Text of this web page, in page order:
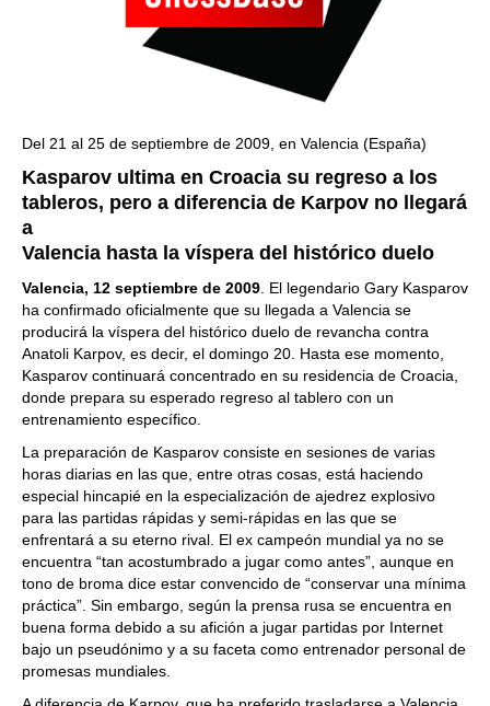
Del 21 al 25 de septiembre de 2009, en Valencia (España)
Kasparov ultima en Croacia su regreso a los
tableros, pero a diferencia de Karpov no llegará
a
Valencia hasta la víspera del histórico duelo
Valencia, 12 septiembre de 2009 . El legendario Gary Kasparov
ha confirmado oficialmente que su llegada a Valencia se
producirá la víspera del histórico duelo de revancha contra
Anatoli Karpov, es decir, el domingo 20. Hasta ese momento,
Kasparov continuará concentrado en su residencia de Croacia,
donde prepara su esperado regreso al tablero con un
entrenamiento específico.
La preparación de Kasparov consiste en sesiones de varias
horas diarias en las que, entre otras cosas, está haciendo
especial hincapié en la especialización de ajedrez explosivo
para las partidas rápidas y semi-rápidas en las que se
enfrentará a su eterno rival. El ex campeón mundial ya no se
encuentra “tan acostumbrado a jugar como antes”, aunque en
tono de broma dice estar convencido de “conservar una mínima
práctica”. Sin embargo, según la prensa rusa se encuentra en
buena forma debido a su afición a jugar partidas por Internet
bajo un pseudónimo y a su faceta como entrenador personal de
promesas mundiales.